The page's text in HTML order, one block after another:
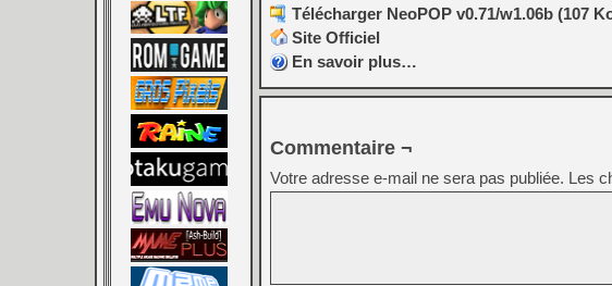
Télécharger NeoPOP v0.71/w1.06b (107
Site Officiel
En savoir plus…
Commentaire ¬
Votre adresse e-mail ne sera pas publiée. Les